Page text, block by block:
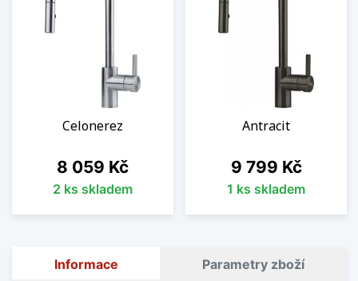
Celonerez
Cena
8 059 Kč
2 ks skladem
Antracit
Cena
9 799 Kč
1 ks skladem
Informace Parametry zboží